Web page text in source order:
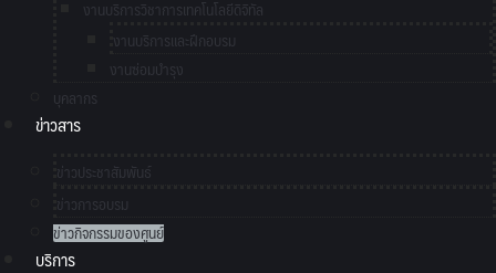
งานบริการวิชาการเทคโนโลยีดิจิทัล
งานบริการและฝึกอบรม
งานซ่อมบำรุง
บุคลากร
ข่าวสาร
ข่าวประชาสัมพันธ์
ข่าวการอบรม
ข่าวกิจกรรมของศูนย์
บริการ